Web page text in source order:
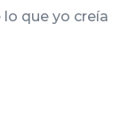
que yo creía